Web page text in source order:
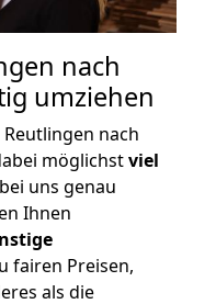
nach
umziehen
nach
möglichstviel
uns genau
Ihnen
fairen Preisen,
als die